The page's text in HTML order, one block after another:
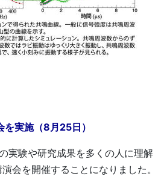
実施（8月25日）
実験や研究成果を多くの人に理解
会を開催することになりました。